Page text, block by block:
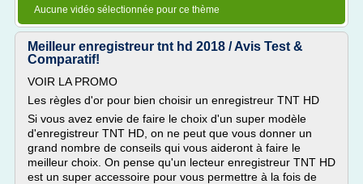
Aucune vidéo sélectionnée pour ce thème
Meilleur enregistreur tnt hd 2018 / Avis Test &
Comparatif!
VOIR LA PROMO
Les règles d'or pour bien choisir un enregistreur TNT HD
Si vous avez envie de faire le choix d'un super modèle
d'enregistreur TNT HD, on ne peut que vous donner un
grand nombre de conseils qui vous aideront à faire le
meilleur choix. On pense qu'un lecteur enregistreur TNT HD
est un super accessoire pour vous permettre à la fois de